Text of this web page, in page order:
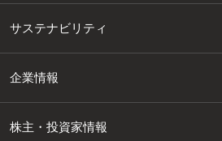
サステナビリティ
企業情報
株主・投資家情報